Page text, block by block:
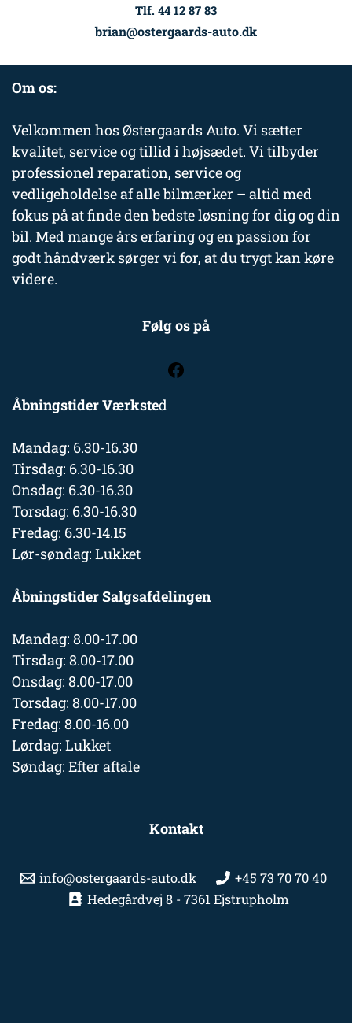
Tlf. 44 12 87 83
brian@ostergaards-auto.dk
Om os:
Velkommen hos Østergaards Auto. Vi sætter
kvalitet, service og tillid i højsædet. Vi tilbyder
professionel reparation, service og
vedligeholdelse af alle bilmærker – altid med
fokus på at finde den bedste løsning for dig og din
bil. Med mange års erfaring og en passion for
godt håndværk sørger vi for, at du trygt kan køre
videre.
Følg os på
Åbningstider Værksted
Mandag: 6.30-16.30
Tirsdag: 6.30-16.30
Onsdag: 6.30-16.30
Torsdag: 6.30-16.30
Fredag: 6.30-14.15
Lør-søndag: Lukket
Åbningstider Salgsafdelingen
Mandag: 8.00-17.00
Tirsdag: 8.00-17.00
Onsdag: 8.00-17.00
Torsdag: 8.00-17.00
Fredag: 8.00-16.00
Lørdag: Lukket
Søndag: Efter aftale
Kontakt
info@ostergaards-auto.dk
+45 73 70 70 40
Hedegårdvej 8 - 7361 Ejstrupholm